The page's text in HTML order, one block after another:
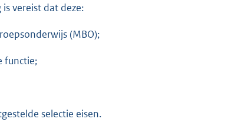
vereist dat deze:
(MBO);
functie;
selectie eisen.